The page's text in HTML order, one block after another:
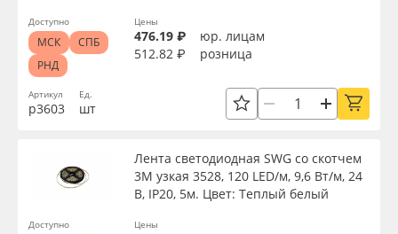
ПЭТ листовой
ПЭТ бэклит
Вспененный ПВХ
Серия
Назначение
Доступность
Артикул
р3603
Ед.
шт
Цены
476.19 ₽
юр. лицам
512.82 ₽
розница
Доступно
МСК
СПБ
РНД
Лента светодиодная SWG со скотчем
3М узкая 3528, 120 LED/м, 9,6 Вт/м, 24
В, IP20, 5м. Цвет: Теплый белый
Цены
Доступно